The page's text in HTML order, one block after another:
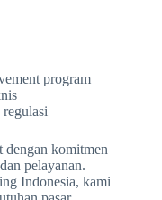
program
regulasi
dengan komitmen
pelayanan.
Indonesia, kami